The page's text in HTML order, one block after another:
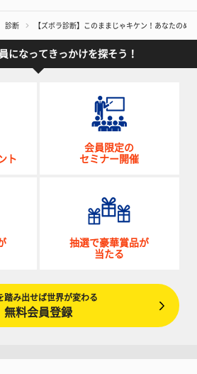
診断 【ズボラ診断】このままじゃキケン！あなたのめ
になってきっかけを探そう！
ト
会員限定の
セミナー開催
抽選で豪華賞品が
当たる
踏み出せば世界が変わる
無料会員登録